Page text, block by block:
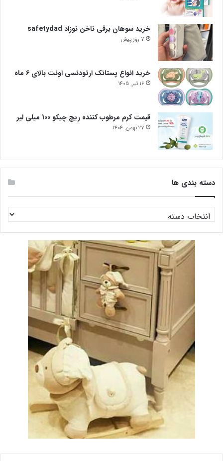
خرید سوهان برقی ناخن نوزاد safetydad
7 روز پیش
خرید انواع پستانک ارتودنسی اونت بالای 6 ماه
16 تیر, 1405
قیمت کرم مرطوب کننده ریچ چیکو 100 میلی لیر
27 بهمن, 1404
دسته بندی ها
دسته
بندی
ها